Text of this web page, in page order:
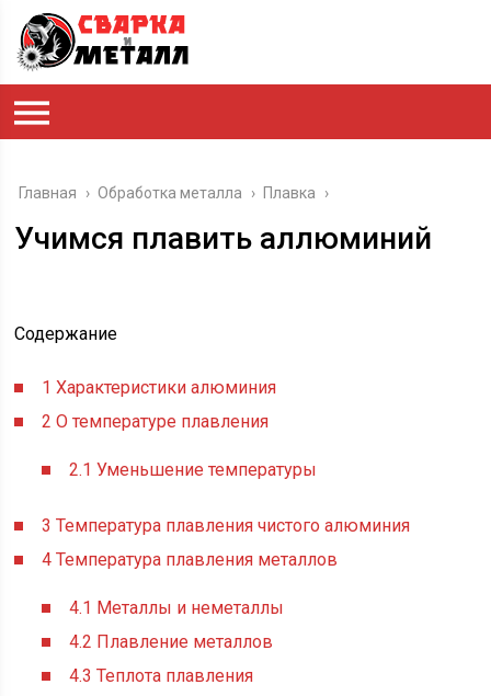
Главная › Обработка металла › Плавка ›
Учимся плавить аллюминий
Содержание
1 Характеристики алюминия
2 О температуре плавления
2.1 Уменьшение температуры
3 Температура плавления чистого алюминия
4 Температура плавления металлов
4.1 Металлы и неметаллы
4.2 Плавление металлов
4.3 Теплота плавления